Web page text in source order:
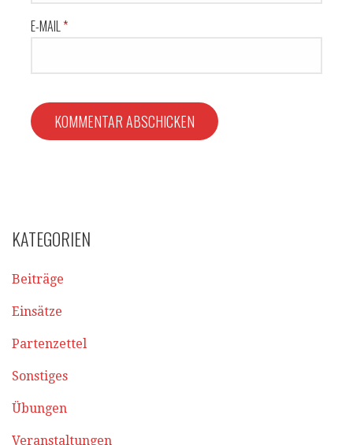
E-MAIL*
KATEGORIEN
Beiträge
Einsätze
Partenzettel
Sonstiges
Übungen
Veranstaltungen